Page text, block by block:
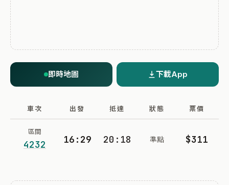
即時地圖 下載App
車次 出發 抵達 狀態 票價
區間
4232 16:29 20:18 準點 $311